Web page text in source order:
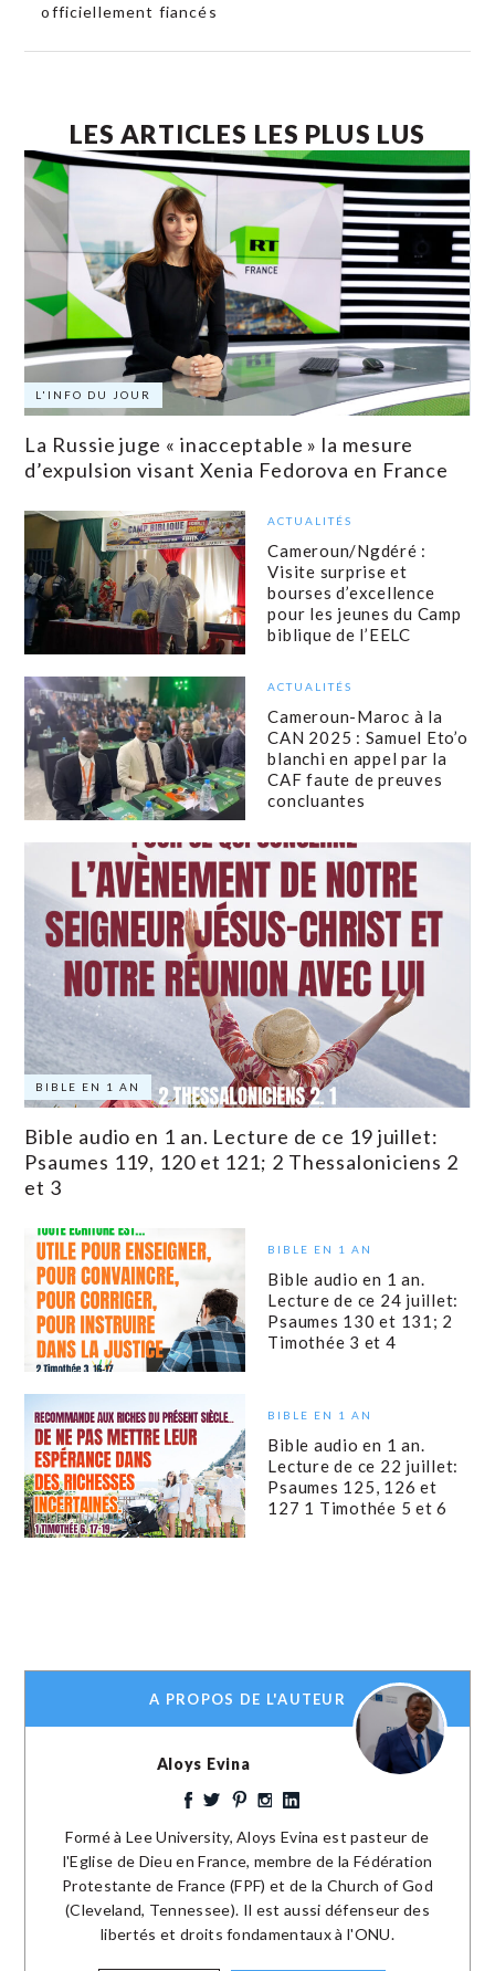
officiellement fiancés
LES ARTICLES LES PLUS LUS
L'INFO DU JOUR
La Russie juge « inacceptable » la mesure
d’expulsion visant Xenia Fedorova en France
ACTUALITÉS
Cameroun/Ngdéré :
Visite surprise et
bourses d’excellence
pour les jeunes du Camp
biblique de l’EELC
ACTUALITÉS
Cameroun-Maroc à la
CAN 2025 : Samuel Eto’o
blanchi en appel par la
CAF faute de preuves
concluantes
BIBLE EN 1 AN
Bible audio en 1 an. Lecture de ce 19 juillet:
Psaumes 119, 120 et 121; 2 Thessaloniciens 2
et 3
BIBLE EN 1 AN
Bible audio en 1 an.
Lecture de ce 24 juillet:
Psaumes 130 et 131; 2
Timothée 3 et 4
BIBLE EN 1 AN
Bible audio en 1 an.
Lecture de ce 22 juillet:
Psaumes 125, 126 et
127 1 Timothée 5 et 6
A PROPOS DE L'AUTEUR
Aloys Evina
Formé à Lee University, Aloys Evina est pasteur de
l'Eglise de Dieu en France, membre de la Fédération
Protestante de France (FPF) et de la Church of God
(Cleveland, Tennessee). Il est aussi défenseur des
libertés et droits fondamentaux à l'ONU.